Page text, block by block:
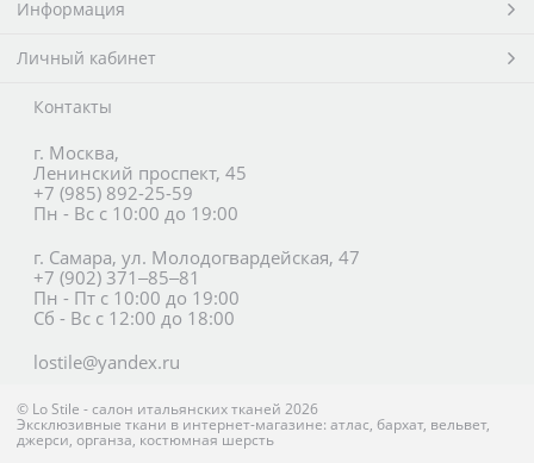
Информация
Личный кабинет
Контакты
г. Москва,
Ленинский проспект, 45
+7 (985) 892-25-59
Пн - Вс с 10:00 до 19:00
г. Самара, ул. Молодогвардейская, 47
+7 (902) 371‒85‒81
Пн - Пт с 10:00 до 19:00
Сб - Вс с 12:00 до 18:00
lostile@yandex.ru
© Lo Stile - салон итальянских тканей 2026
Эксклюзивные ткани в интернет-магазине: атлас, бархат, вельвет,
джерси, органза, костюмная шерсть